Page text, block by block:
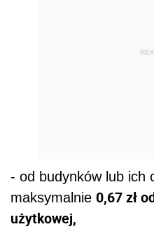
- od budynków lub ich
maksymalnie 0,67 zł
użytkowej,